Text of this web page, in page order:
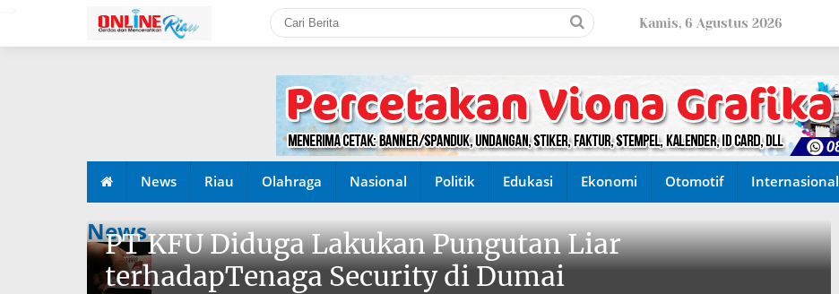
Kamis, 6 Agustus 2026
News Riau Olahraga Nasional Politik Edukasi Ekonomi Otomotif Internasional
News
PT KFU Diduga Lakukan Pungutan Liar
terhadapTenaga Security di Dumai